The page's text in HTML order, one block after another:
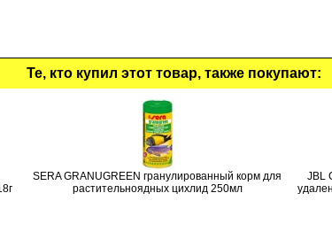
Те, кто купил этот товар, также покупают:
SERA GRANUGREEN гранулированный корм для
растительноядных цихлид 250мл
JBL